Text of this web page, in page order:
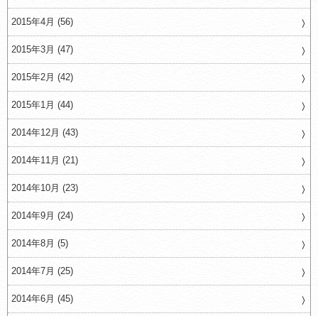
2015年4月 (56)
2015年3月 (47)
2015年2月 (42)
2015年1月 (44)
2014年12月 (43)
2014年11月 (21)
2014年10月 (23)
2014年9月 (24)
2014年8月 (5)
2014年7月 (25)
2014年6月 (45)